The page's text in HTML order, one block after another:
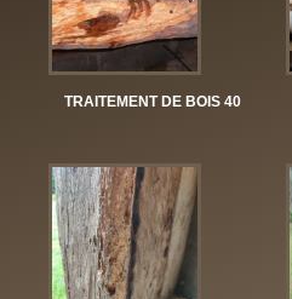
TRAITEMENT DE BOIS 40